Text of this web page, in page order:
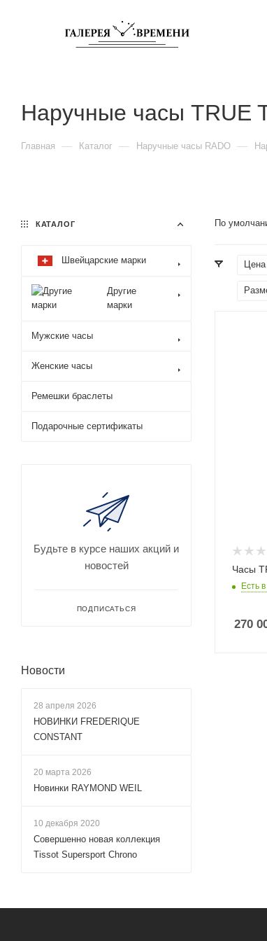
Наручные часы TRUE
Главная — Каталог — Наручные часы RADO —
По
Цена
Часы
Есть
270
КАТАЛОГ
Швейцарские марки
Другие
марки
Мужские часы
Женские часы
Ремешки браслеты
Подарочные сертификаты
Будьте в курсе наших акций и
новостей
ПОДПИСАТЬСЯ
Новости
28 апреля 2026
НОВИНКИ FREDERIQUE
CONSTANT
20 марта 2026
Новинки RAYMOND WEIL
10 декабря 2020
Совершенно новая коллекция
Tissot Supersport Chrono